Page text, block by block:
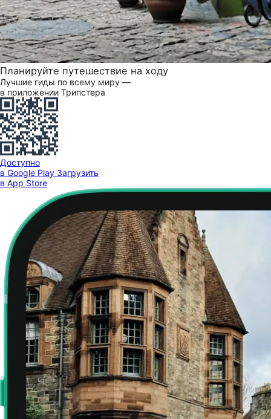
Планируйте путешествие на ходу
Лучшие гиды по всему миру —
в приложении Трипстера
Доступно
в Google Play Загрузить
в App Store